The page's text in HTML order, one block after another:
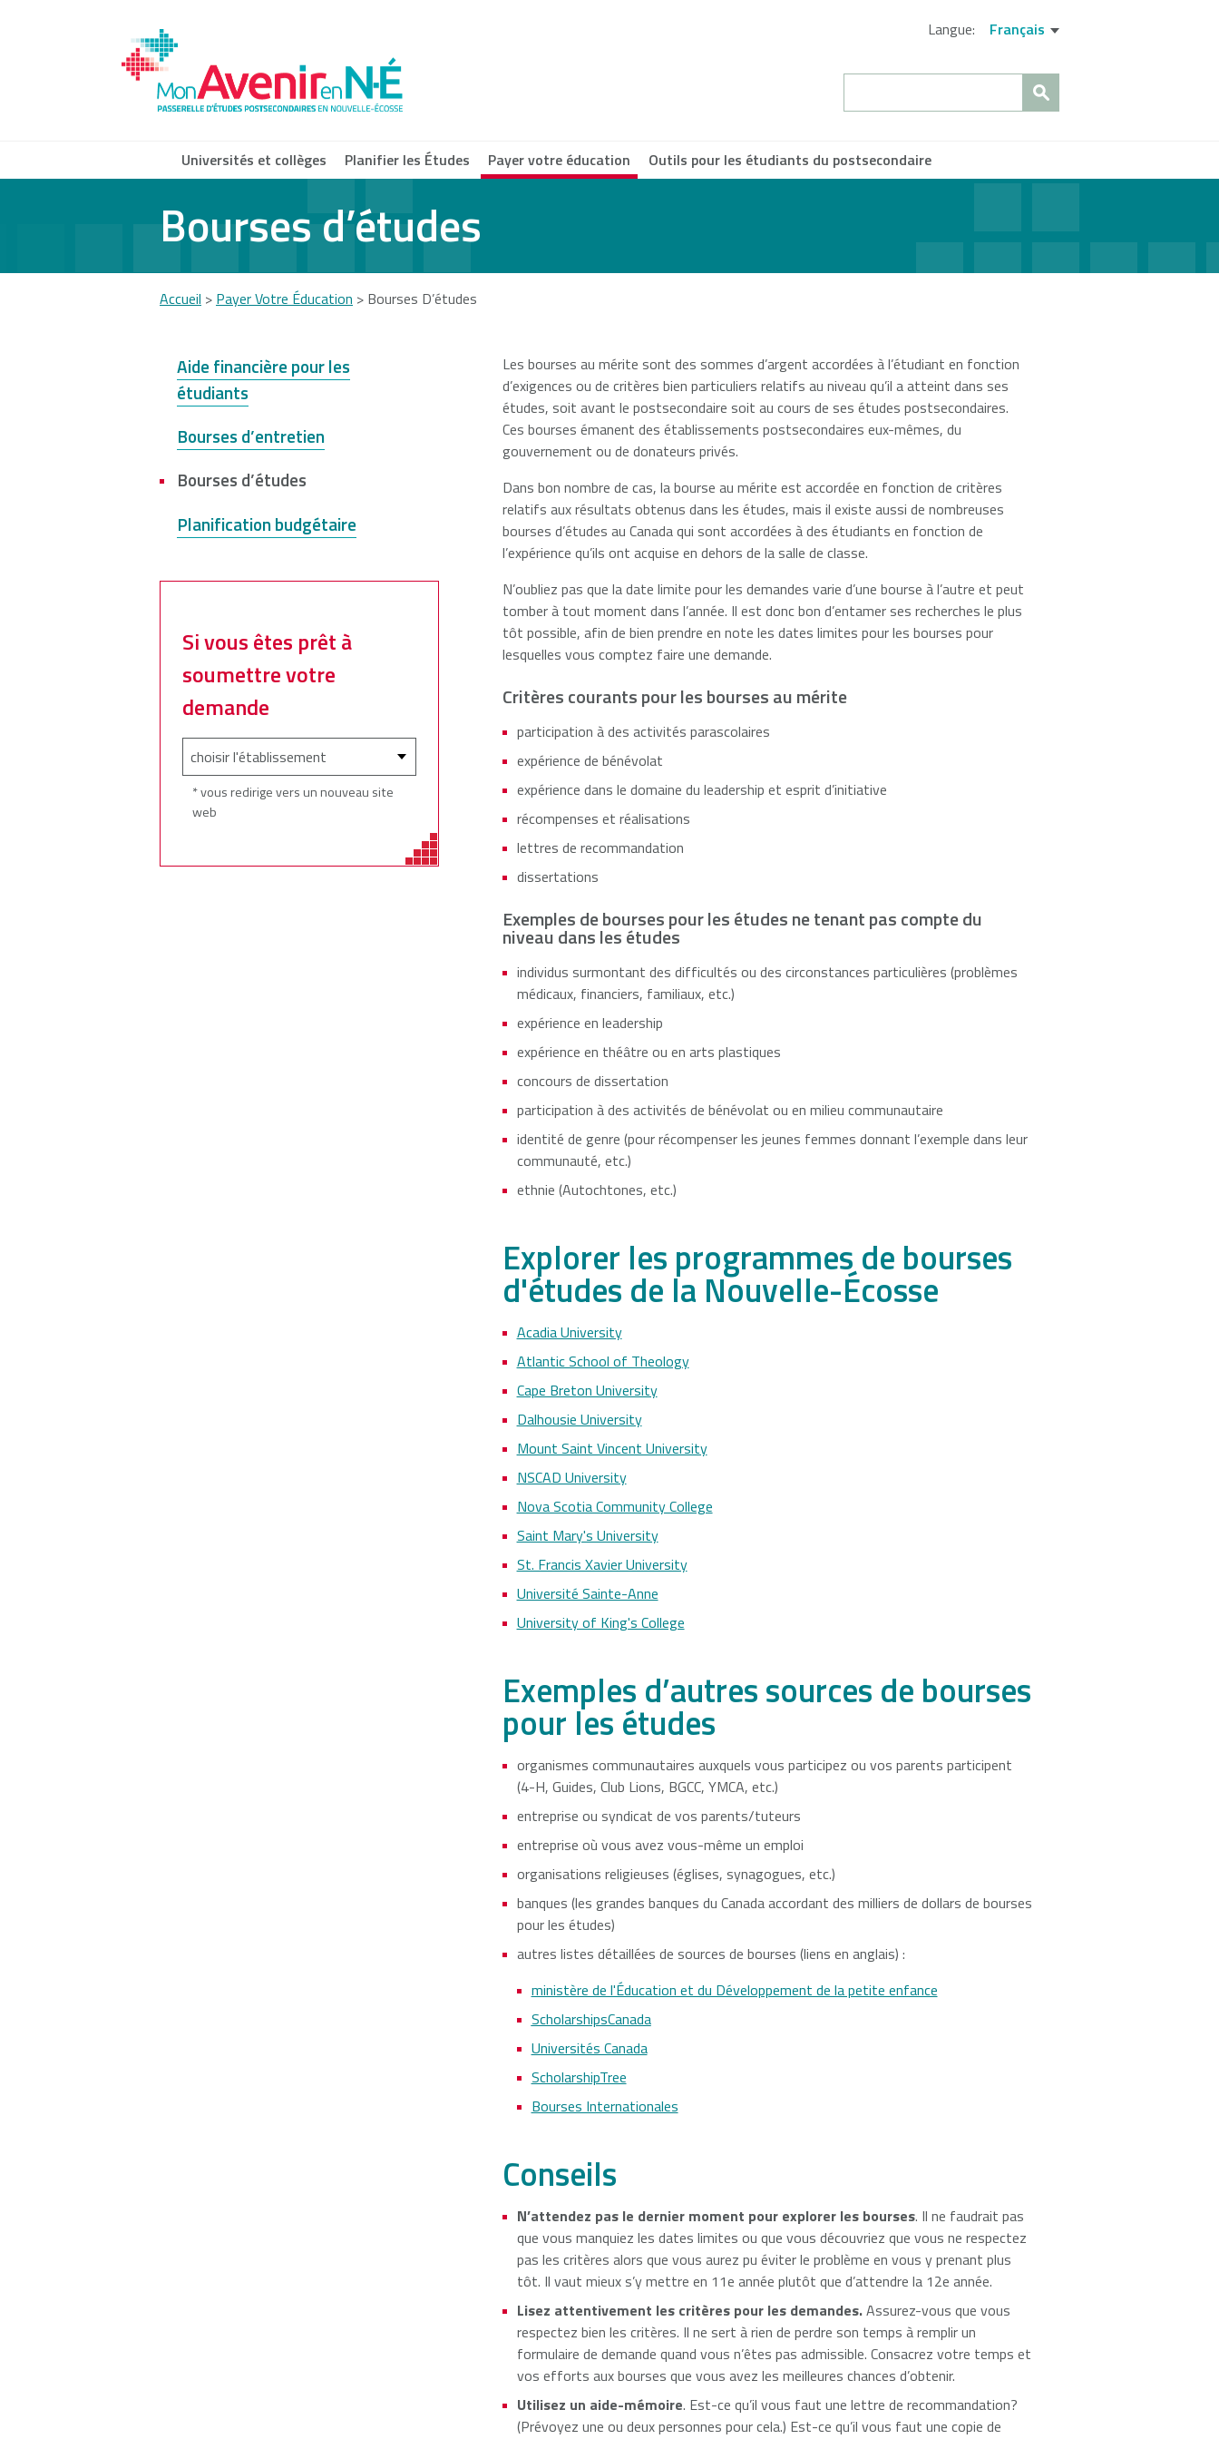
Langue: Français
Search
Universités et collèges Planifier les Études Payer votre éducation Outils pour les étudiants du postsecondaire
Acadia
University
Atlantic
School of
Cape Breton
University
University
NSCAD
Saint Mary's
Universités et collèges
Bourses d’études
are
here
Accueil > Payer Votre Éducation > Bourses D’études
Les bourses au mérite sont des sommes d’argent accordées à l’étudiant en fonction
d’exigences ou de critères bien particuliers relatifs au niveau qu’il a atteint dans ses
études, soit avant le postsecondaire soit au cours de ses études postsecondaires.
Ces bourses émanent des établissements postsecondaires eux-mêmes, du
gouvernement ou de donateurs privés.
Dans bon nombre de cas, la bourse au mérite est accordée en fonction de critères
relatifs aux résultats obtenus dans les études, mais il existe aussi de nombreuses
bourses d’études au Canada qui sont accordées à des étudiants en fonction de
l’expérience qu’ils ont acquise en dehors de la salle de classe.
N’oubliez pas que la date limite pour les demandes varie d’une bourse à l’autre et peut
tomber à tout moment dans l’année. Il est donc bon d’entamer ses recherches le plus
tôt possible, afin de bien prendre en note les dates limites pour les bourses pour
lesquelles vous comptez faire une demande.
Critères courants pour les bourses au mérite
participation à des activités parascolaires
expérience de bénévolat
expérience dans le domaine du leadership et esprit d’initiative
récompenses et réalisations
lettres de recommandation
dissertations
Exemples de bourses pour les études ne tenant pas compte du
niveau dans les études
individus surmontant des difficultés ou des circonstances particulières (problèmes
médicaux, financiers, familiaux, etc.)
expérience en leadership
expérience en théâtre ou en arts plastiques
concours de dissertation
participation à des activités de bénévolat ou en milieu communautaire
identité de genre (pour récompenser les jeunes femmes donnant l’exemple dans leur
communauté, etc.)
ethnie (Autochtones, etc.)
Explorer les programmes de bourses
d'études de la Nouvelle-Écosse
Acadia University
Atlantic School of Theology
Cape Breton University
Dalhousie University
Mount Saint Vincent University
NSCAD University
Nova Scotia Community College
Saint Mary's University
St. Francis Xavier University
Université Sainte-Anne
University of King's College
Exemples d’autres sources de bourses
pour les études
organismes communautaires auxquels vous participez ou vos parents participent
(4-H, Guides, Club Lions, BGCC, YMCA, etc.)
entreprise ou syndicat de vos parents/tuteurs
entreprise où vous avez vous-même un emploi
organisations religieuses (églises, synagogues, etc.)
banques (les grandes banques du Canada accordant des milliers de dollars de bourses
pour les études)
autres listes détaillées de sources de bourses (liens en anglais) :
ministère de l'Éducation et du Développement de la petite enfance
ScholarshipsCanada
Universités Canada
ScholarshipTree
Bourses Internationales
Conseils
N’attendez pas le dernier moment pour explorer les bourses. Il ne faudrait pas
que vous manquiez les dates limites ou que vous découvriez que vous ne respectez
pas les critères alors que vous aurez pu éviter le problème en vous y prenant plus
tôt. Il vaut mieux s’y mettre en 11e année plutôt que d’attendre la 12e année.
Lisez attentivement les critères pour les demandes.Assurez-vous que vous
respectez bien les critères. Il ne sert à rien de perdre son temps à remplir un
formulaire de demande quand vous n’êtes pas admissible. Consacrez votre temps et
vos efforts aux bourses que vous avez les meilleures chances d’obtenir.
Utilisez un aide-mémoire. Est-ce qu’il vous faut une lettre de recommandation?
(Prévoyez une ou deux personnes pour cela.) Est-ce qu’il vous faut une copie de
Aide financière pour les
étudiants
Bourses d’entretien
Bourses d’études
Planification budgétaire
Si vous êtes prêt à
soumettre votre
demande
* vous redirige vers un nouveau site
web